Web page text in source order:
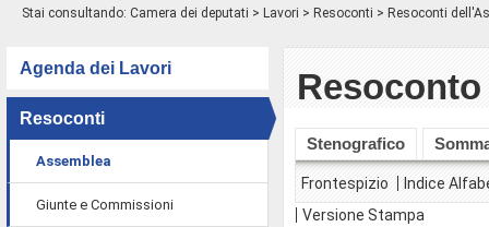
Stai consultando: Camera dei deputati > Lavori > Resoconti > Resoconti
Agenda dei Lavori
Resoconti
Assemblea
Giunte e Commissioni
Stenografico
Frontespizio
Indice
Versione Stampa